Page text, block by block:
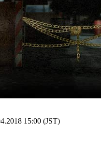
15:00 (JST)